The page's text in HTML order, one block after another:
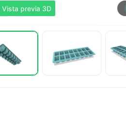
Vista previa 3D